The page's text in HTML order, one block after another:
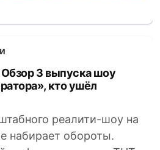
кто ушёл
реалити-шоу на
набирает обороты.